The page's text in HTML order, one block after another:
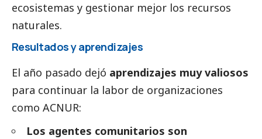
ecosistemas y gestionar mejor los recursos
naturales.
Resultados y aprendizajes
El año pasado dejó aprendizajes muy valiosos
para continuar la labor de organizaciones
como ACNUR:
Los agentes comunitarios son